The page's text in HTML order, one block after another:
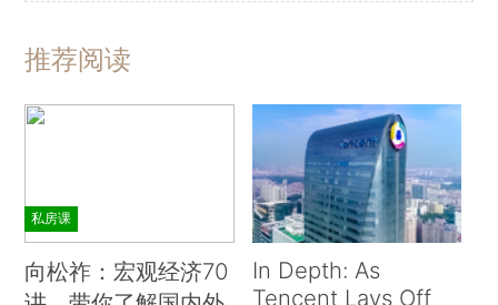
推荐阅读
私房课
向松祚：宏观经济70
In Depth: As
Tencent Lays Off